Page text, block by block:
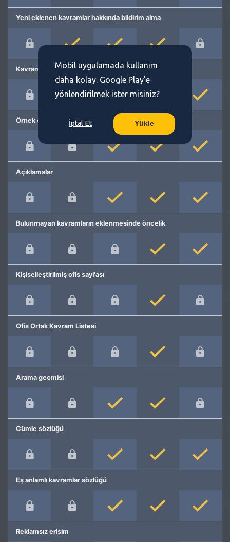
Yeni eklenen kavramlar hakkında bildirim alma
Kavram önerme
Örnek cümleler
Açıklamalar
Bulunmayan kavramların eklenmesinde öncelik
Kişiselleştirilmiş ofis sayfası
Ofis Ortak Kavram Listesi
Arama geçmişi
Cümle sözlüğü
Eş anlamlı kavramlar sözlüğü
Reklamsız erişim
Mobil uygulamada kullanım
daha kolay. Google Play'e
yönlendirilmek ister misiniz?
İptal Et Yükle